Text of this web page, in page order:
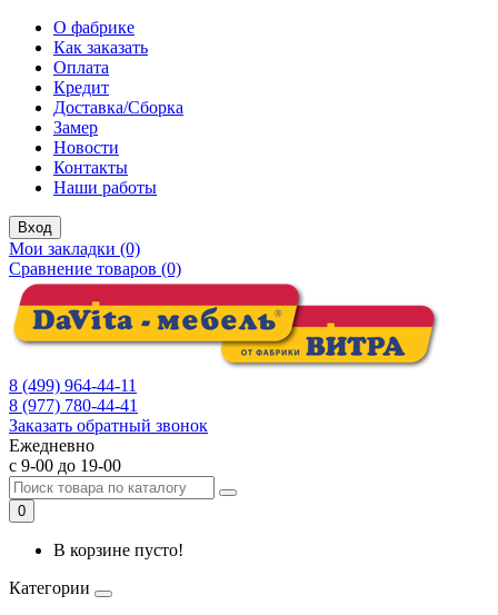
О фабрике
Как заказать
Оплата
Кредит
Доставка/Сборка
Замер
Новости
Контакты
Наши работы
Вход
Мои закладки (0)
Сравнение товаров (0)
8 (499) 964-44-11
8 (977) 780-44-41
Заказать обратный звонок
Ежедневно
с 9-00 до 19-00
0
В корзине пусто!
Категории